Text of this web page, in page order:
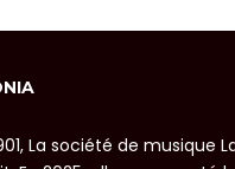
La société de musique